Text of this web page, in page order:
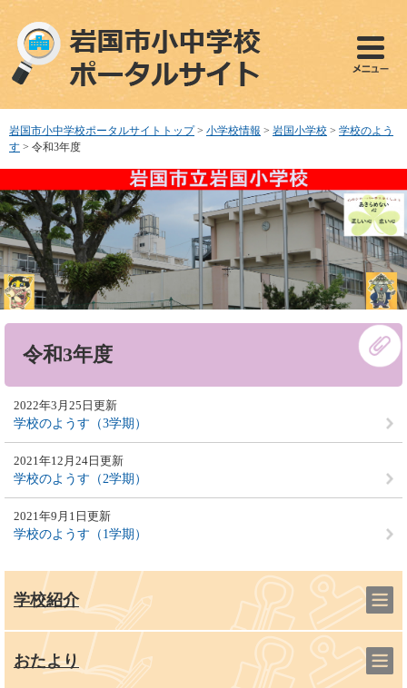
ペ
で
す
メ
ば
し
文
へ
岩国市小中学校ポータルサイトトップ > 小学校情報 > 岩国小学校 > 学校のよう
す > 令和3年度
令和3年度
2022年3月25日更新
学校のようす（3学期）
2021年12月24日更新
学校のようす（2学期）
2021年9月1日更新
学校のようす（1学期）
学校紹介
おたより